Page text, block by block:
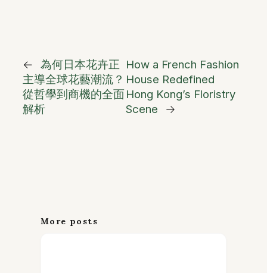
←
為何日本花卉正
主導全球花藝潮流？
從哲學到商機的全面
解析
How a French Fashion
House Redefined
Hong Kong’s Floristry
Scene
→
More posts